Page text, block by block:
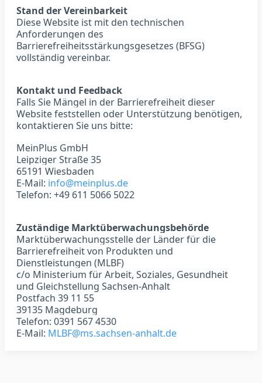
Stand der Vereinbarkeit
Diese Website ist mit den technischen
Anforderungen des
Barrierefreiheitsstärkungsgesetzes (BFSG)
vollständig vereinbar.
Kontakt und Feedback
Falls Sie Mängel in der Barrierefreiheit dieser
Website feststellen oder Unterstützung benötigen,
kontaktieren Sie uns bitte:
MeinPlus GmbH
Leipziger Straße 35
65191 Wiesbaden
E-Mail: info@meinplus.de
Telefon: +49 611 5066 5022
Zuständige Marktüberwachungsbehörde
Marktüberwachungsstelle der Länder für die
Barrierefreiheit von Produkten und
Dienstleistungen (MLBF)
c/o Ministerium für Arbeit, Soziales, Gesundheit
und Gleichstellung Sachsen-Anhalt
Postfach 39 11 55
39135 Magdeburg
Telefon: 0391 567 4530
E-Mail: MLBF@ms.sachsen-anhalt.de